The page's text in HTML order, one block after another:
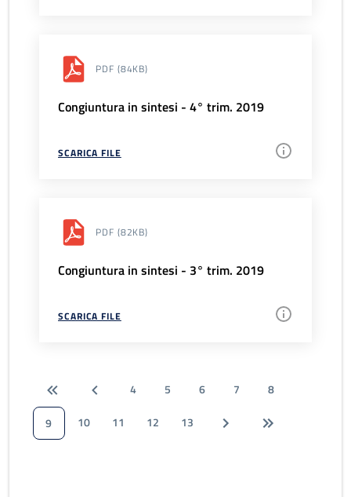
PDF (84KB)
Congiuntura in sintesi - 4° trim. 2019
SCARICA FILE
PDF (82KB)
Congiuntura in sintesi - 3° trim. 2019
SCARICA FILE
4 5 6 7
8
9
10 11 12 13